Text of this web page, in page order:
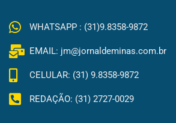
WHATSAPP : (31)9.8358-9872
EMAIL: jm@jornaldeminas.com.br
CELULAR: (31) 9.8358-9872
REDAÇÃO: (31) 2727-0029